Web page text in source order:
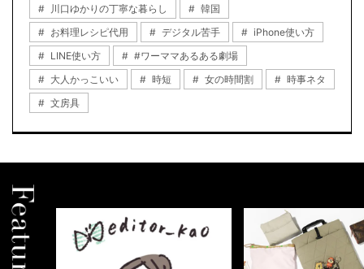
川口ゆかりの丁寧な暮らし
韓国
お料理レシピ代用
デジタル苦手
iPhone使い方
LINE使い方
#ワーママあるある劇場
大人かっこいい
時短 女の時間割
時事ネタ
文房具